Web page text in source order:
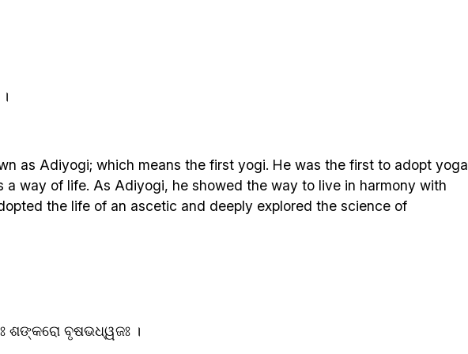
as Adiyogi; which means the first yogi. He was the first to adopt yoga
a way of life. As Adiyogi, he showed the way to live in harmony with
the life of an ascetic and deeply explored the science of
ଶଙ୍କରୋ ବୃଷଭଧ୍ୱଜଃ ।